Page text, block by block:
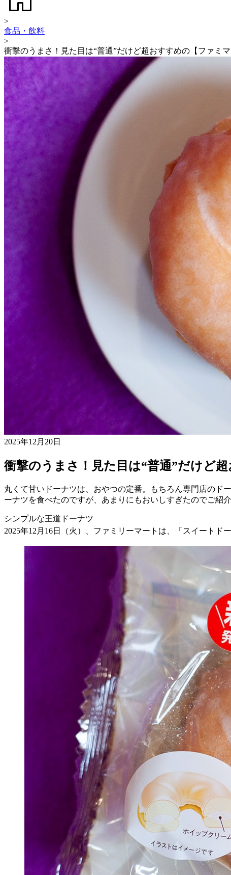
>
食品・飲料
>
衝撃のうまさ！見た目は“普通”だけど超おすすめの【ファミ
2025年12月20日
衝撃のうまさ！見た目は“普通”だけど
丸くて甘いドーナツは、おやつの定番。もちろん専門店のド
ーナツを食べたのですが、あまりにもおいしすぎたのでご紹介
シンプルな王道ドーナツ
2025年12 月 16日（火）、ファミリーマートは、「スイートド